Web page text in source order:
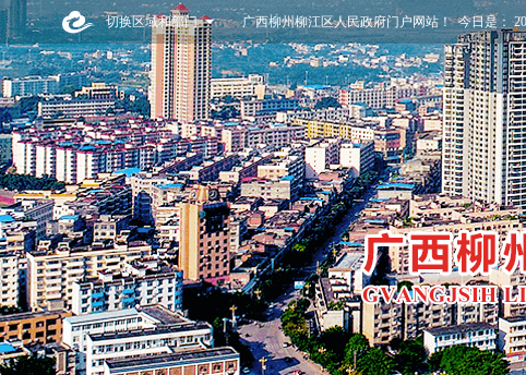
切换区域和部门 广西柳州柳江区人民政府门户网站！ 今日是：